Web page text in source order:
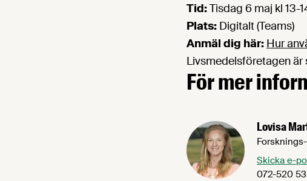
Tid:Tisdag 6 maj kl 13-
Plats: Digitalt (Teams)
Anmäl dig här: Hur
Livsmedelsföretagen
För mer
Lovisa
Skicka e-
072-520